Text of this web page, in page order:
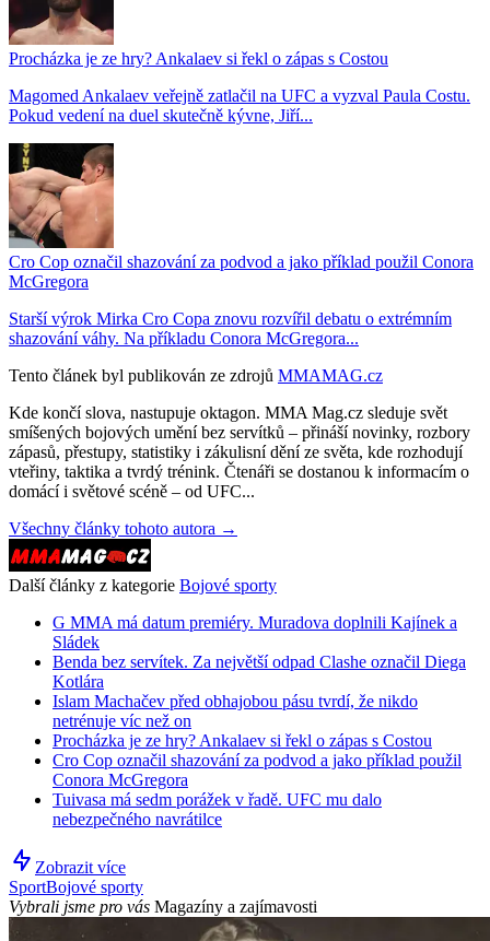
Procházka je ze hry? Ankalaev si řekl o zápas s Costou
Magomed Ankalaev veřejně zatlačil na UFC a vyzval Paula Costu.
Pokud vedení na duel skutečně kývne, Jiří...
Cro Cop označil shazování za podvod a jako příklad použil Conora
McGregora
Starší výrok Mirka Cro Copa znovu rozvířil debatu o extrémním
shazování váhy. Na příkladu Conora McGregora...
Tento článek byl publikován ze zdrojů MMAMAG.cz
Kde končí slova, nastupuje oktagon. MMA Mag.cz sleduje svět
smíšených bojových umění bez servítků – přináší novinky, rozbory
zápasů, přestupy, statistiky i zákulisní dění ze světa, kde rozhodují
vteřiny, taktika a tvrdý trénink. Čtenáři se dostanou k informacím o
domácí i světové scéně – od UFC...
Všechny články tohoto autora →
Další články z kategorie Bojové sporty
G MMA má datum premiéry. Muradova doplnili Kajínek a
Sládek
Benda bez servítek. Za největší odpad Clashe označil Diega
Kotlára
Islam Machačev před obhajobou pásu tvrdí, že nikdo
netrénuje víc než on
Procházka je ze hry? Ankalaev si řekl o zápas s Costou
Cro Cop označil shazování za podvod a jako příklad použil
Conora McGregora
Tuivasa má sedm porážek v řadě. UFC mu dalo
nebezpečného navrátilce
Zobrazit více
SportBojové sporty
Vybrali jsme pro vás Magazíny a zajímavosti